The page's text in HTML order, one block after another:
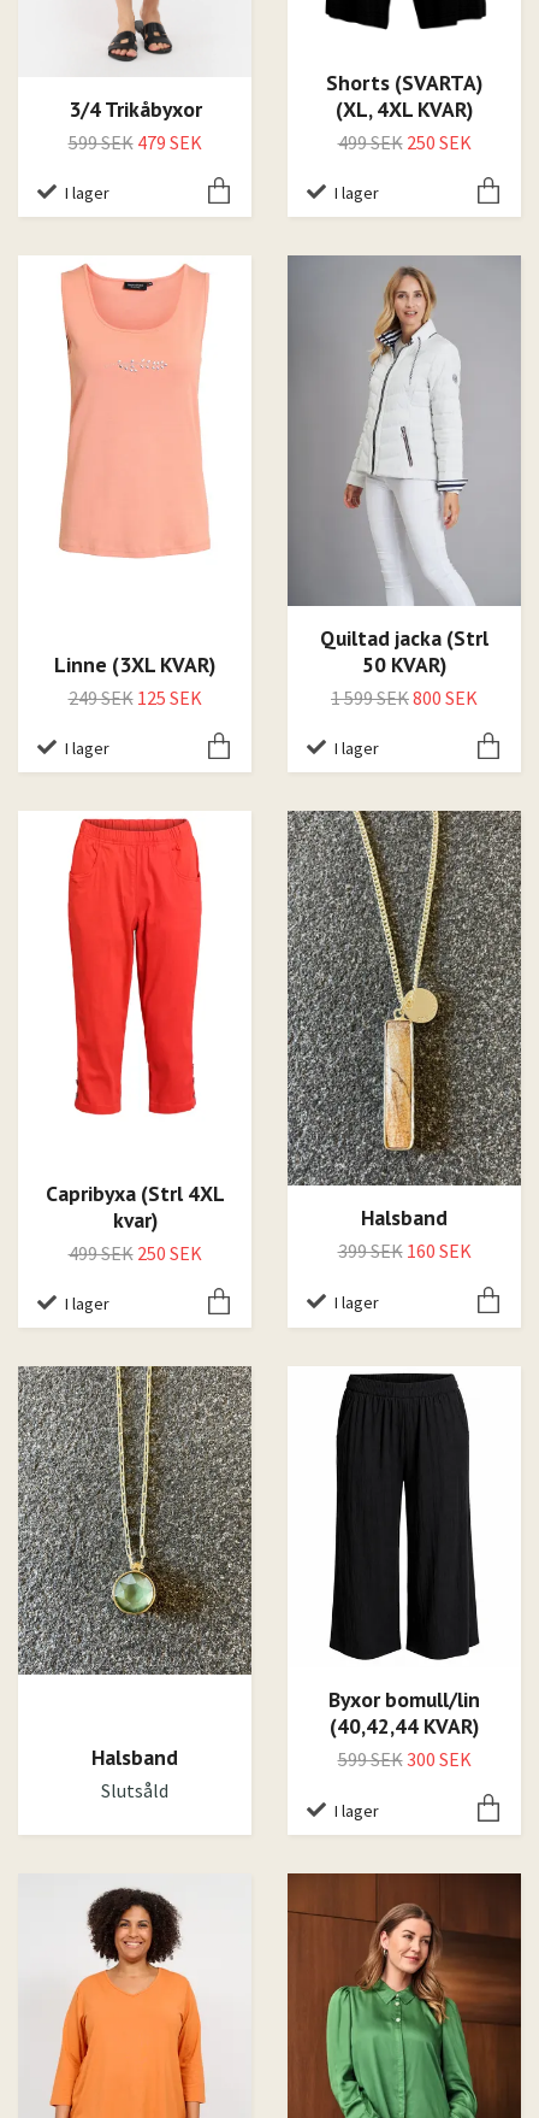
3/4 Trikåbyxor
599 SEK 479 SEK
I lager
Shorts (SVARTA)
(XL, 4XL KVAR)
499 SEK 250 SEK
I lager
Linne (3XL KVAR)
249 SEK 125 SEK
I lager
Quiltad jacka (Strl
50 KVAR)
1 599 SEK800 SEK
I lager
Capribyxa (Strl 4XL
kvar)
499 SEK 250 SEK
I lager
Halsband
399 SEK 160 SEK
I lager
Halsband
Slutsåld
Byxor bomull/lin
(40,42,44 KVAR)
599 SEK300 SEK
I lager